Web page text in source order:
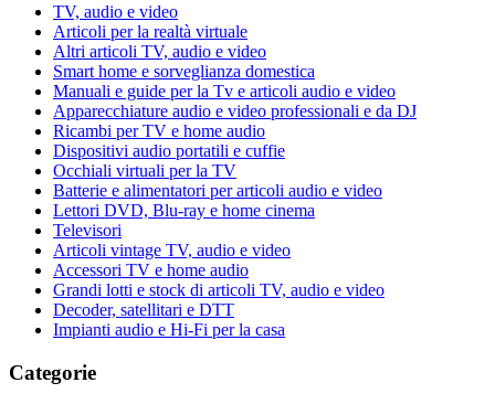
TV, audio e video
Articoli per la realtà virtuale
Altri articoli TV, audio e video
Smart home e sorveglianza domestica
Manuali e guide per la Tv e articoli audio e video
Apparecchiature audio e video professionali e da DJ
Ricambi per TV e home audio
Dispositivi audio portatili e cuffie
Occhiali virtuali per la TV
Batterie e alimentatori per articoli audio e video
Lettori DVD, Blu-ray e home cinema
Televisori
Articoli vintage TV, audio e video
Accessori TV e home audio
Grandi lotti e stock di articoli TV, audio e video
Decoder, satellitari e DTT
Impianti audio e Hi-Fi per la casa
Categorie